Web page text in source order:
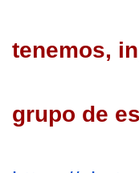
tenemos,
grupo de